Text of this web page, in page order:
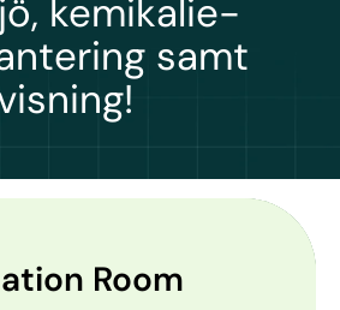
kemikalie-
samt
Room